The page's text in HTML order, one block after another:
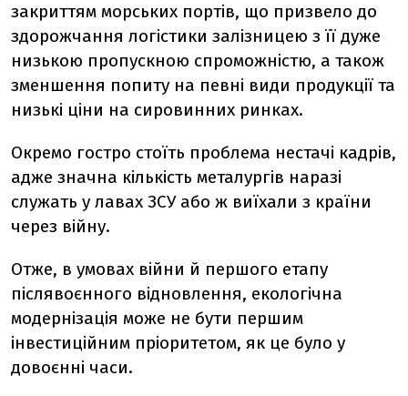
закриттям морських портів, що призвело до
здорожчання логістики залізницею з її дуже
низькою пропускною спроможністю, а також
зменшення попиту на певні види продукції та
низькі ціни на сировинних ринках.
Окремо гостро стоїть проблема нестачі кадрів,
адже значна кількість металургів наразі
служать у лавах ЗСУ або ж виїхали з країни
через війну.
Отже, в умовах війни й першого етапу
післявоєнного відновлення, екологічна
модернізація може не бути першим
інвестиційним пріоритетом, як це було у
довоєнні часи.